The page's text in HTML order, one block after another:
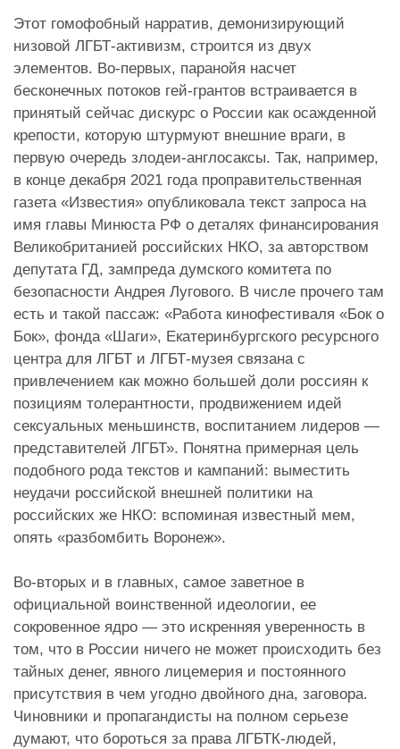
Этот гомофобный нарратив, демонизирующий
низовой ЛГБТ-активизм, строится из двух
элементов. Во-первых, паранойя насчет
бесконечных потоков гей-грантов встраивается в
принятый сейчас дискурс о России как осажденной
крепости, которую штурмуют внешние враги, в
первую очередь злодеи-англосаксы. Так, например,
в конце декабря 2021 года проправительственная
газета «Известия» опубликовала текст запроса на
имя главы Минюста РФ о деталях финансирования
Великобританией российских НКО, за авторством
депутата ГД, зампреда думского комитета по
безопасности Андрея Лугового. В числе прочего там
есть и такой пассаж: «Работа кинофестиваля «Бок о
Бок», фонда «Шаги», Екатеринбургского ресурсного
центра для ЛГБТ и ЛГБТ-музея связана с
привлечением как можно большей доли россиян к
позициям толерантности, продвижением идей
сексуальных меньшинств, воспитанием лидеров —
представителей ЛГБТ». Понятна примерная цель
подобного рода текстов и кампаний: выместить
неудачи российской внешней политики на
российских же НКО: вспоминая известный мем,
опять «разбомбить Воронеж».
Во-вторых и в главных, самое заветное в
официальной воинственной идеологии, ее
сокровенное ядро — это искренняя уверенность в
том, что в России ничего не может происходить без
тайных денег, явного лицемерия и постоянного
присутствия в чем угодно двойного дна, заговора.
Чиновники и пропагандисты на полном серьезе
думают, что бороться за права ЛГБТК-людей,